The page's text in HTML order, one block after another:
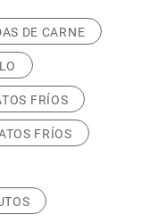
DE CARNE
FRÍOS
FRÍOS